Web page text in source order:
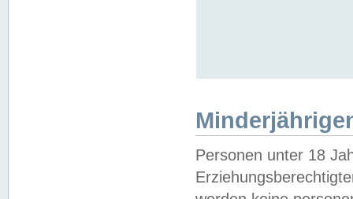
Personen unter 18